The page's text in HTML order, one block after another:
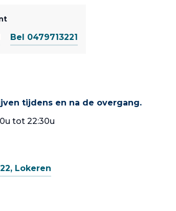
Bel 0479713221
tijdens en na de overgang.
tot 22:30u
Lokeren